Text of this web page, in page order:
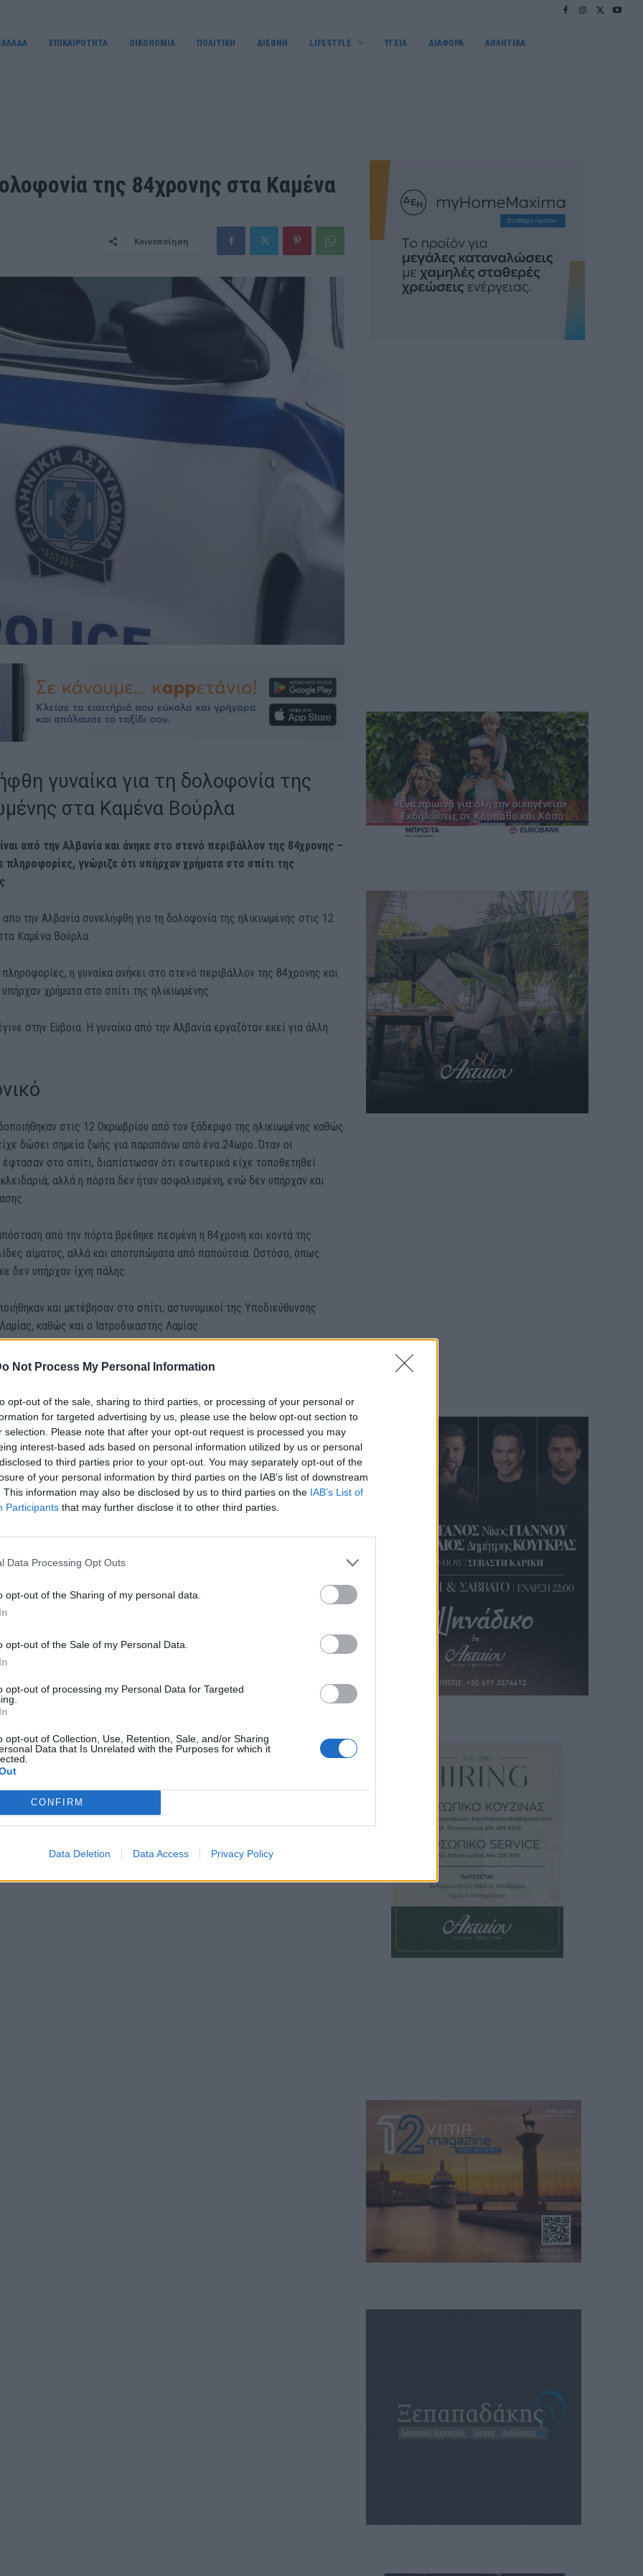
Not Process My Personal Information
opt-out of the sale, sharing to third parties, or processing of your personal or
for targeted advertising by us, please use the below opt-out section to
selection. Please note that after your opt-out request is processed you may
interest-based ads based on personal information utilized by us or personal
to third parties prior to your opt-out. You may separately opt-out of the
of your personal information by third parties on the IAB’s list of downstream
This information may also be disclosed by us to third parties on the IAB’s List of
Participants that may further disclose it to other third parties.
Data Processing Opt Outs
opt-out of the Sharing of my personal data.
opt-out of the Sale of my Personal Data.
opt-out of processing my Personal Data for Targeted
opt-out of Collection, Use, Retention, Sale, and/or Sharing
Data that Is Unrelated with the Purposes for which it
CONFIRM
Data Deletion Data Access Privacy Policy
ΕΠΙΚΑΙΡΟΤΗΤΑ OIKONOMIA ΠΟΛΙΤΙΚΗ ΔΙΕΘΝΗ LIFESTYLE ΥΓΕΙΑ ΔΙΑΦΟΡΑ ΑΘΛΗΤΙΚΑ
της 84χρονης στα Καμένα
Κοινοποίηση
γυναίκα για τη δολοφονία της
στα Καμένα Βούρλα
από την Αλβανία και άνηκε στο στενό περιβάλλον της 84χρονης –
γνώριζε ότι υπήρχαν χρήματα στο σπίτι της
απο την Αλβανία συνελήφθη για τη δολοφονία της ηλικιωμένης στις 12
Καμένα Βούρλα.
η γυναίκα ανήκει στο στενό περιβάλλον της 84χρονης και
χρήματα στο σπίτι της ηλικιωμένης.
στην Εύβοια. Η γυναίκα από την Αλβανία εργαζόταν εκεί για άλλη
στις 12 Οκρωβρίου από τον ξάδερφο της ηλικιωμένης καθώς
δώσει σημεία ζωής για παραπάνω από ένα 24ωρο. Όταν οι
έφτασαν στο σπίτι, διαπίστωσαν ότι εσωτερικά είχε τοποθετηθεί
κλειδαριά, αλλά η πόρτα δεν ήταν ασφαλισμένη, ενώ δεν υπήρχαν και
από την πόρτα βρέθηκε πεσμένη η 84χρονη και κοντά της
αίματος, αλλά και αποτυπώματα από παπούτσια. Ωστόσο, όπως
δεν υπήρχαν ίχνη πάλης.
και μετέβησαν στο σπίτι, αστυνομικοί της Υποδιεύθυνσης
καθώς και ο Ιατροδικαστής Λαμίας.
ιατροδικαστή, η 84χρονη έφερε ένα τραύμα στην πλάτη από αιχμηρό
στην Ελλάδα ο
«Κόλαση» ο Κηφισός – Συναγερμός